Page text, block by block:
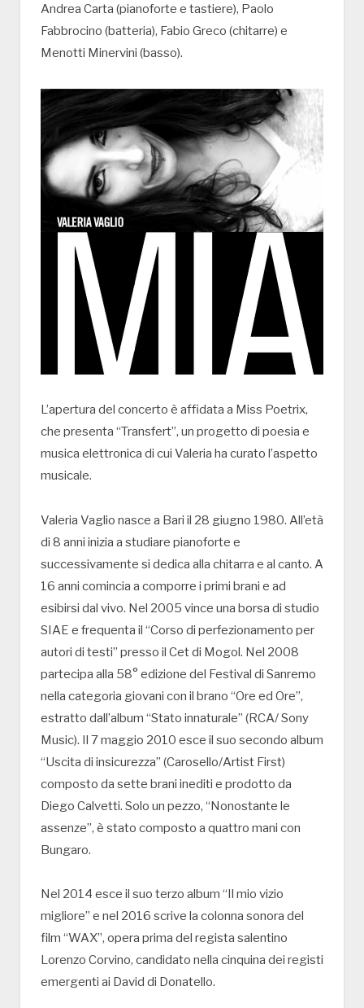
Andrea Carta (pianoforte e tastiere), Paolo
Fabbrocino (batteria), Fabio Greco (chitarre) e
Menotti Minervini (basso).
L’apertura del concerto è affidata a Miss Poetrix,
che presenta “Transfert”, un progetto di poesia e
musica elettronica di cui Valeria ha curato l’aspetto
musicale.
Valeria Vaglio nasce a Bari il 28 giugno 1980. All’età
di 8 anni inizia a studiare pianoforte e
successivamente si dedica alla chitarra e al canto. A
16 anni comincia a comporre i primi brani e ad
esibirsi dal vivo. Nel 2005 vince una borsa di studio
SIAE e frequenta il “Corso di perfezionamento per
autori di testi” presso il Cet di Mogol. Nel 2008
partecipa alla 58° edizione del Festival di Sanremo
nella categoria giovani con il brano “Ore ed Ore”,
estratto dall’album “Stato innaturale” (RCA/ Sony
Music). Il 7 maggio 2010 esce il suo secondo album
“Uscita di insicurezza” (Carosello/Artist First)
composto da sette brani inediti e prodotto da
Diego Calvetti. Solo un pezzo, “Nonostante le
assenze”, è stato composto a quattro mani con
Bungaro.
Nel 2014 esce il suo terzo album “Il mio vizio
migliore” e nel 2016 scrive la colonna sonora del
film “WAX”, opera prima del regista salentino
Lorenzo Corvino, candidato nella cinquina dei registi
emergenti ai David di Donatello.